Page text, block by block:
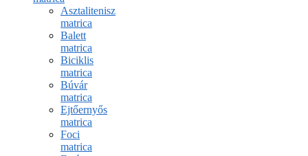
Asztalitenisz
matrica
Balett
matrica
Biciklis
matrica
Búvár
matrica
Ejtőernyős
matrica
Foci
matrica